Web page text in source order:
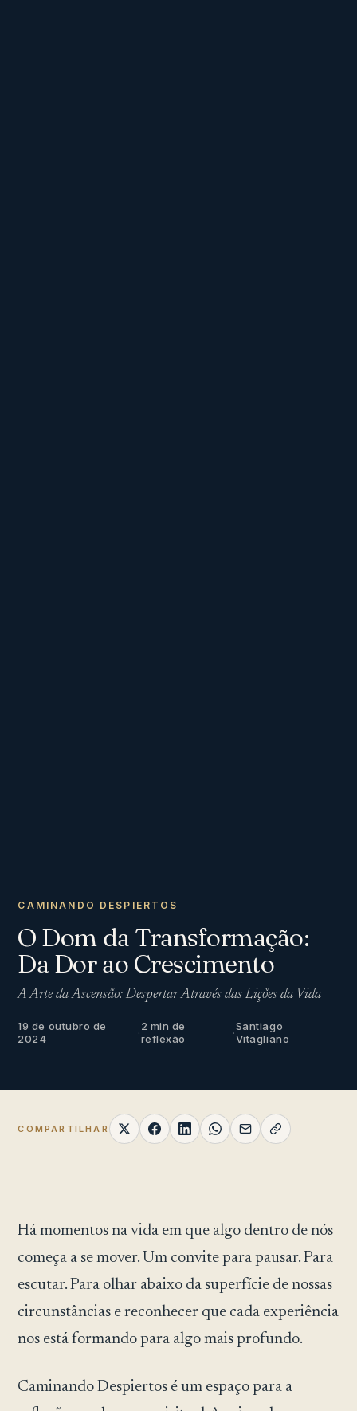
CAMINANDO DESPIERTOS
O Dom da Transformação:
Da Dor ao Crescimento
A Arte da Ascensão: Despertar Através das Lições da Vida
19 de outubro de
2024
·2 min de
reflexão
·Santiago
Vitagliano
COMPARTILHAR
Há momentos na vida em que algo dentro de nós
começa a se mover. Um convite para pausar. Para
escutar. Para olhar abaixo da superfície de nossas
circunstâncias e reconhecer que cada experiência
nos está formando para algo mais profundo.
Caminando Despiertos é um espaço para a